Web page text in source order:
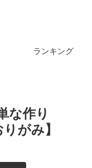
ランキング
な作り
がみ】